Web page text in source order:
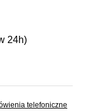
24h)
telefoniczne